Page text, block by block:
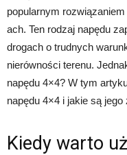
popularnym
ach. Ten rodzaj napędu
drogach o trudnych
nierówności terenu.
napędu 4×4? W tym
napędu 4×4 i jakie są jego
Kiedy warto